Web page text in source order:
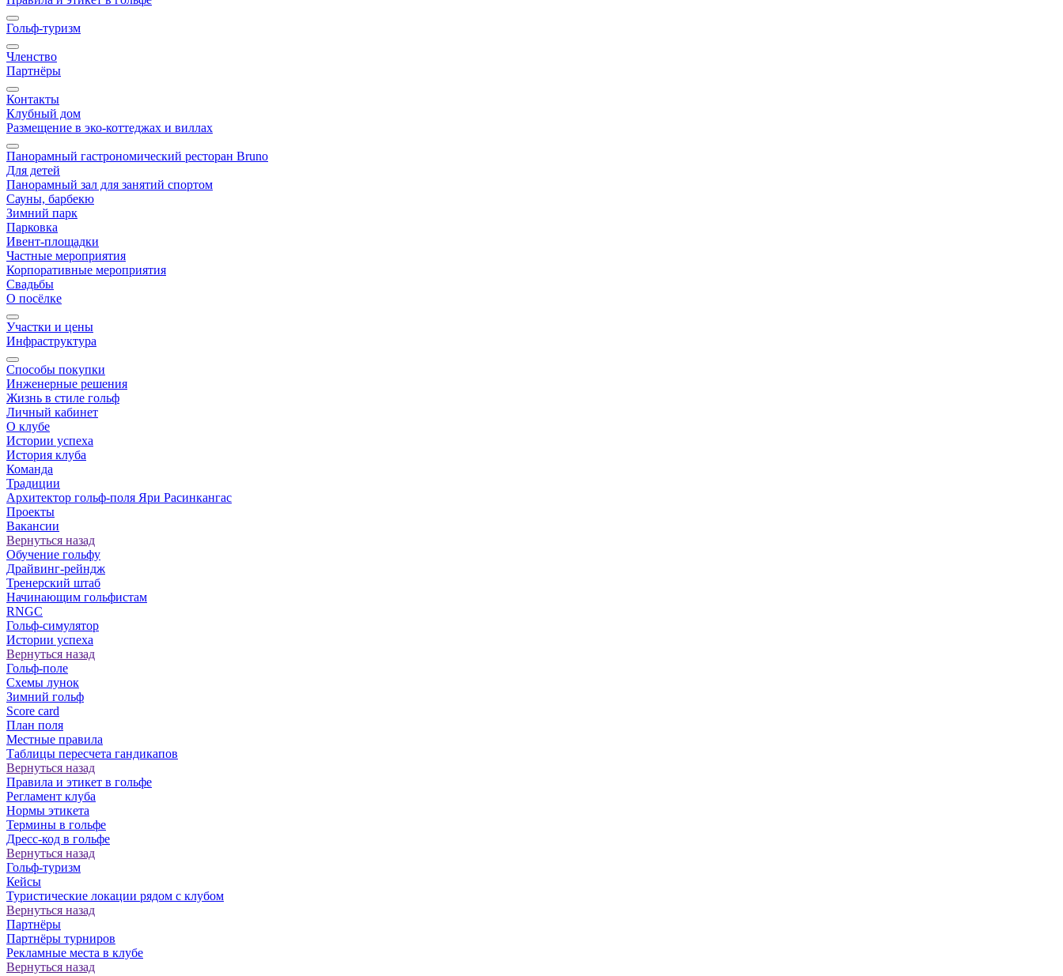
Гольф-туризм
Членство
Партнёры
Контакты
Клубный дом
Размещение в эко-коттеджах и виллах
Панорамный гастрономический ресторан Bruno
Для детей
Панорамный зал для занятий спортом
Сауны, барбекю
Зимний парк
Парковка
Ивент-площадки
Частные мероприятия
Корпоративные мероприятия
Свадьбы
О посёлке
Участки и цены
Инфраструктура
Способы покупки
Инженерные решения
Жизнь в стиле гольф
Личный кабинет
О клубе
Истории успеха
История клуба
Команда
Традиции
Архитектор гольф-поля Яри Расинкангас
Проекты
Вакансии
Вернуться назад
Обучение гольфу
Драйвинг-рейндж
Тренерский штаб
Начинающим гольфистам
RNGC
Гольф-симулятор
Истории успеха
Вернуться назад
Гольф-поле
Схемы лунок
Зимний гольф
Score card
План поля
Местные правила
Таблицы пересчета гандикапов
Вернуться назад
Правила и этикет в гольфе
Регламент клуба
Нормы этикета
Термины в гольфе
Дресс-код в гольфе
Вернуться назад
Гольф-туризм
Кейсы
Туристические локации рядом с клубом
Вернуться назад
Партнёры
Партнёры турниров
Рекламные места в клубе
Вернуться назад